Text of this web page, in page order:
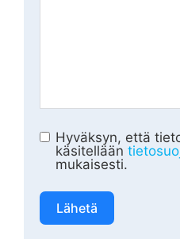
Hyväksyn, että
käsitellään
mukaisesti.
Lähetä